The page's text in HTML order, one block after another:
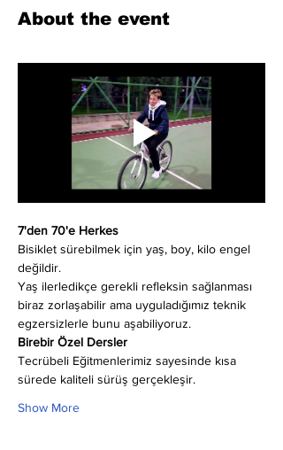
About the event
7'den 70'e Herkes
Bisiklet sürebilmek için yaş, boy, kilo engel
değildir.
Yaş ilerledikçe gerekli refleksin sağlanması
biraz zorlaşabilir ama uyguladığımız teknik
egzersizlerle bunu aşabiliyoruz.
Birebir Özel Dersler
Tecrübeli Eğitmenlerimiz sayesinde kısa
sürede kaliteli sürüş gerçekleşir.
Show More